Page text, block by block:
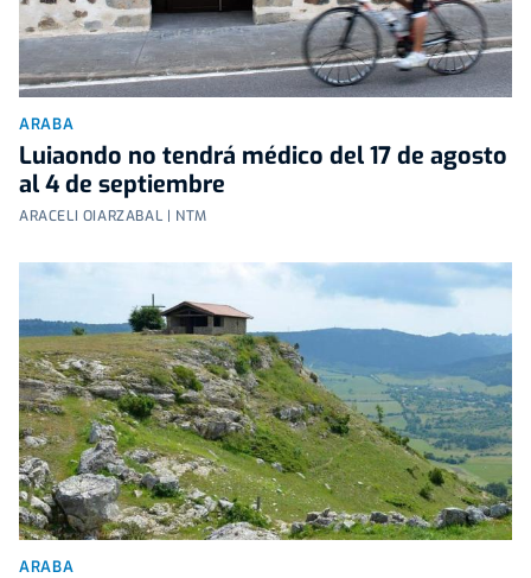
ARABA
Luiaondo no tendrá médico del 17 de agosto
al 4 de septiembre
ARACELI OIARZABAL | NTM
ARABA